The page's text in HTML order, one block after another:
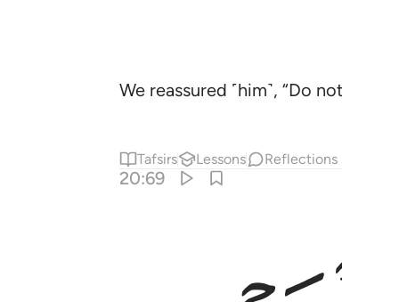
We reassured ˹him˺, “Do not
Tafsirs Lessons Reflections
20:69